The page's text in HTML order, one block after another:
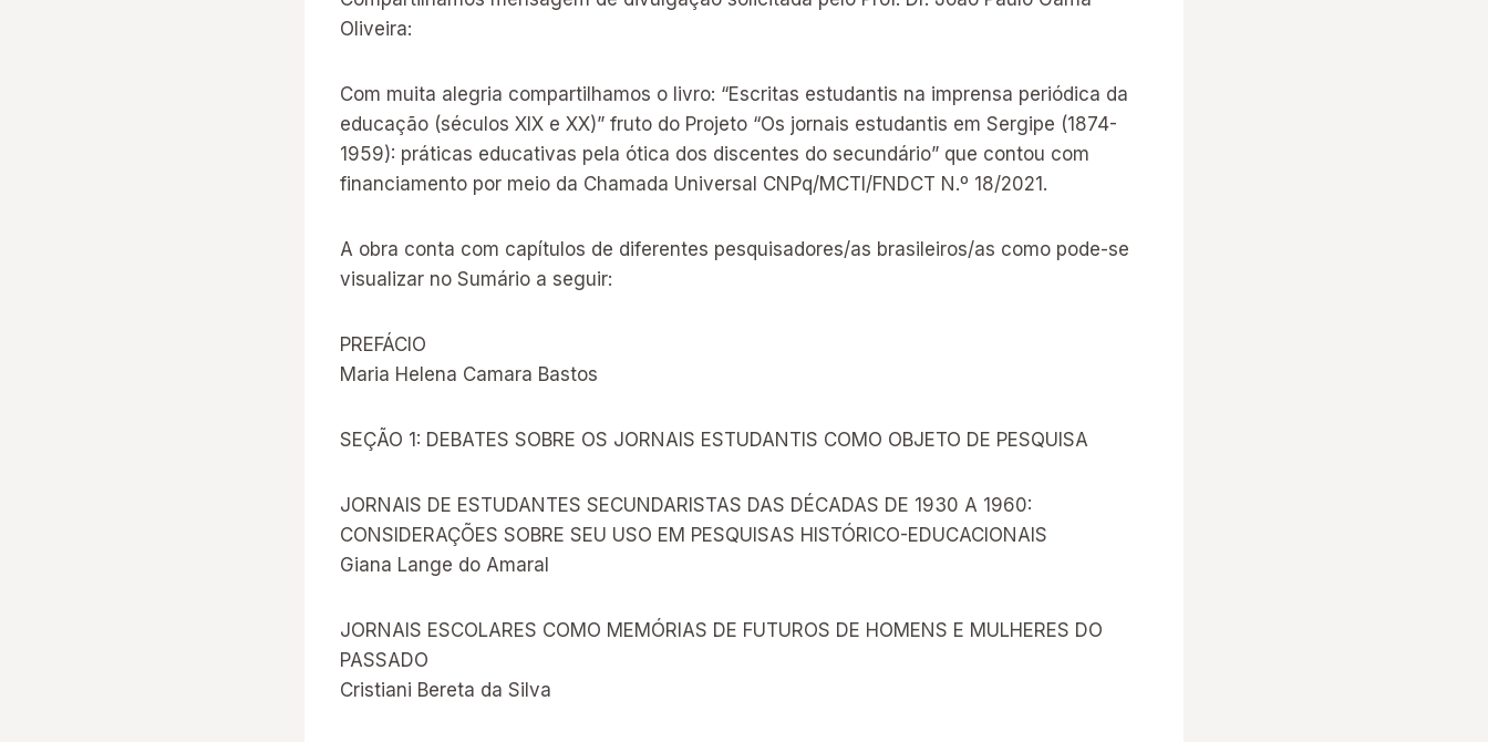
Oliveira:
Com muita alegria compartilhamos o livro: “Escritas estudantis na imprensa periódica da
educação (séculos XIX e XX)” fruto do Projeto “Os jornais estudantis em Sergipe (1874-
1959): práticas educativas pela ótica dos discentes do secundário” que contou com
financiamento por meio da Chamada Universal CNPq/MCTI/FNDCT N.º 18/2021.
A obra conta com capítulos de diferentes pesquisadores/as brasileiros/as como pode-se
visualizar no Sumário a seguir:
PREFÁCIO
Maria Helena Camara Bastos
SEÇÃO 1: DEBATES SOBRE OS JORNAIS ESTUDANTIS COMO OBJETO DE PESQUISA
JORNAIS DE ESTUDANTES SECUNDARISTAS DAS DÉCADAS DE 1930 A 1960:
CONSIDERAÇÕES SOBRE SEU USO EM PESQUISAS HISTÓRICO-EDUCACIONAIS
Giana Lange do Amaral
JORNAIS ESCOLARES COMO MEMÓRIAS DE FUTUROS DE HOMENS E MULHERES DO
PASSADO
Cristiani Bereta da Silva